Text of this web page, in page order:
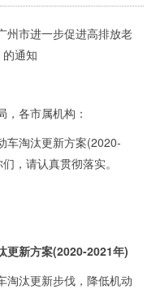
市进一步促进高排放老
通知
各市属机构：
淘汰更新方案(2020-
，请认真贯彻落实。
更新方案(2020-2021年)
汰更新步伐，降低机动